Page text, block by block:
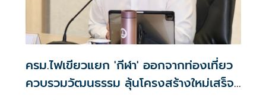
ครม.ไฟเขียวแยก 'กีฬา' ออกจากท่องเที่ยว
ควบรวมวัฒนธรรม ลุ้นโครงสร้างใหม่เสร็จ